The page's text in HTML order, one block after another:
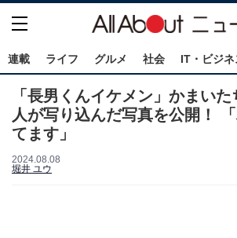
連載 ライフ グルメ 社会 IT・ビジネ
「長男くんイケメン」かまい
人が写り込んだ写真を公開！
てます」
2024.08.08
堀井 ユウ